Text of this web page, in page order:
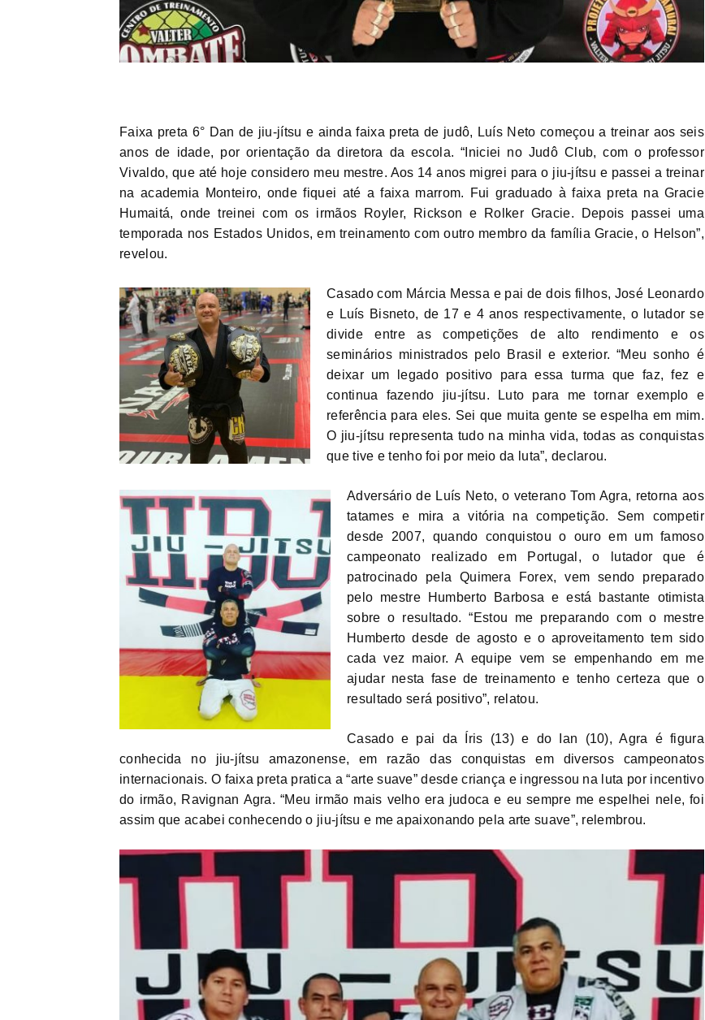
Faixa preta 6° Dan de jiu-jítsu e ainda faixa preta de judô, Luís Neto começou a treinar aos seis
anos de idade, por orientação da diretora da escola. “Iniciei no Judô Club, com o professor
Vivaldo, que até hoje considero meu mestre. Aos 14 anos migrei para o jiu-jítsu e passei a treinar
na academia Monteiro, onde fiquei até a faixa marrom. Fui graduado à faixa preta na Gracie
Humaitá, onde treinei com os irmãos Royler, Rickson e Rolker Gracie. Depois passei uma
temporada nos Estados Unidos, em treinamento com outro membro da família Gracie, o Helson”,
revelou.
Casado com Márcia Messa e pai de dois filhos, José Leonardo
e Luís Bisneto, de 17 e 4 anos respectivamente, o lutador se
divide entre as competições de alto rendimento e os
seminários ministrados pelo Brasil e exterior. “Meu sonho é
deixar um legado positivo para essa turma que faz, fez e
continua fazendo jiu-jítsu. Luto para me tornar exemplo e
referência para eles. Sei que muita gente se espelha em mim.
O jiu-jítsu representa tudo na minha vida, todas as conquistas
que tive e tenho foi por meio da luta”, declarou.
Adversário de Luís Neto, o veterano Tom Agra, retorna aos
tatames e mira a vitória na competição. Sem competir
desde 2007, quando conquistou o ouro em um famoso
campeonato realizado em Portugal, o lutador que é
patrocinado pela Quimera Forex, vem sendo preparado
pelo mestre Humberto Barbosa e está bastante otimista
sobre o resultado. “Estou me preparando com o mestre
Humberto desde de agosto e o aproveitamento tem sido
cada vez maior. A equipe vem se empenhando em me
ajudar nesta fase de treinamento e tenho certeza que o
resultado será positivo”, relatou.
Casado e pai da Íris (13) e do Ian (10), Agra é figura
conhecida no jiu-jítsu amazonense, em razão das conquistas em diversos campeonatos
internacionais. O faixa preta pratica a “arte suave” desde criança e ingressou na luta por incentivo
do irmão, Ravignan Agra. “Meu irmão mais velho era judoca e eu sempre me espelhei nele, foi
assim que acabei conhecendo o jiu-jítsu e me apaixonando pela arte suave”, relembrou.